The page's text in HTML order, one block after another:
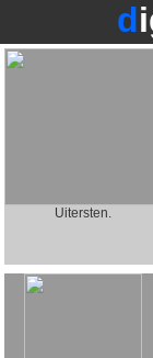
Uitersten.